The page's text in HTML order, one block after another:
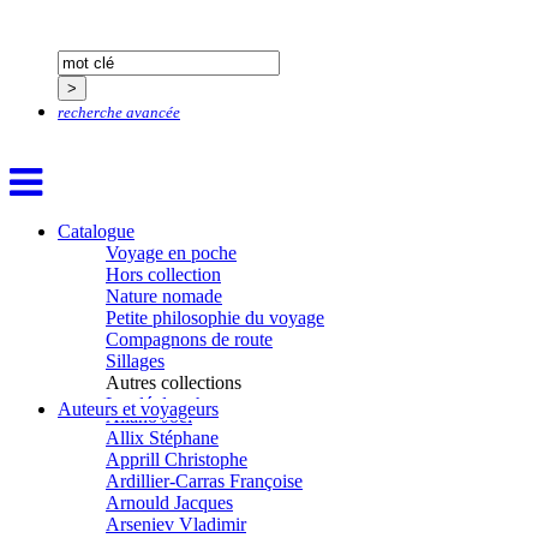
recherche avancée
Catalogue
Voyage en poche
Hors collection
Nature nomade
Petite philosophie du voyage
Compagnons de route
Sillages
Autres collections
La clé des champs
Chemins d’étoiles
Visions
Auteurs et voyageurs
Aïtmatov Tchinguiz
Adjemian David
Alaux Marc
Allaert Lodewijk
Allano Joël
Allix Stéphane
Apprill Christophe
Ardillier-Carras Françoise
Arnould Jacques
Arseniev Vladimir